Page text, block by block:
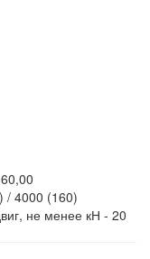
/ 4000 (160)
не менее кН - 20